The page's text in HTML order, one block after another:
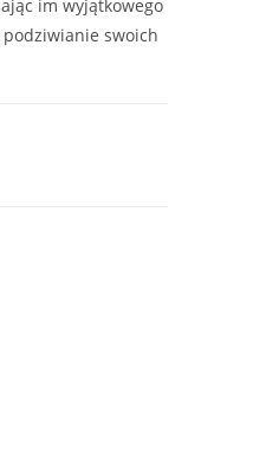
im wyjątkowego
swoich